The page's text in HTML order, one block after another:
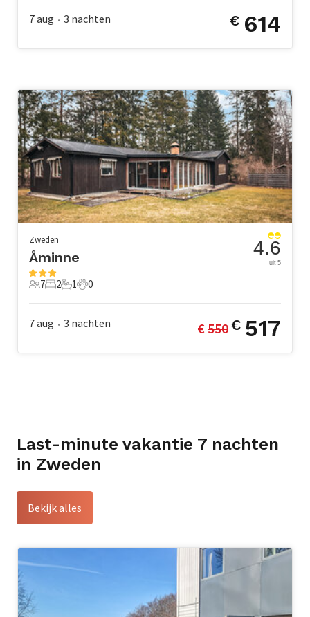
7 aug • 3 nachten € 614
Zweden
Åminne
7 Gasten
7
2 Slaapkamers
2
1 Badkamer
1
0 Huisdieren
0
4.6
uit 5
7 aug • 3 nachten € 550€ 517
Last-minute vakantie 7 nachten
in Zweden
Bekijk alles